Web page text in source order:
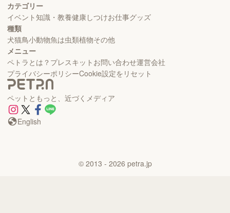
カテゴリー
イベント知識・教養健康しつけお仕事グッズ
種類
犬猫鳥小動物魚は虫類植物その他
メニュー
ペトラとは？ プレスキット お問い合わせ運営会社
プライバシーポリシーCookie設定をリセット
ペットともっと、近づくメディア
English
© 2013 - 2026 petra.jp